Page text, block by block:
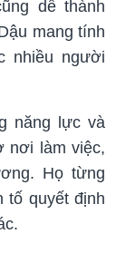
dễ thành
mang tính
nhiều người
năng lực và
nơi làm việc,
Họ từng
tố quyết định